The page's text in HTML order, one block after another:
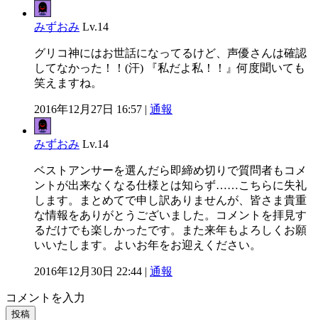
みずおみ Lv.14
グリコ神にはお世話になってるけど、声優さんは確認
してなかった！！(汗) 『私だよ私！！』何度聞いても
笑えますね。
2016年12月27日 16:57 | 通報
みずおみ Lv.14
ベストアンサーを選んだら即締め切りで質問者もコメ
ントが出来なくなる仕様とは知らず……こちらに失礼
します。まとめてで申し訳ありませんが、皆さま貴重
な情報をありがとうございました。コメントを拝見す
るだけでも楽しかったです。また来年もよろしくお願
いいたします。よいお年をお迎えください。
2016年12月30日 22:44 | 通報
コメントを入力
投稿